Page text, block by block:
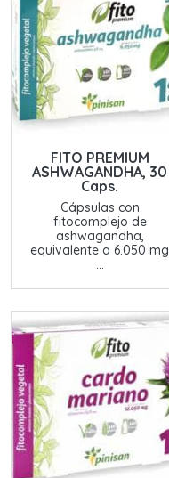
FITO PREMIUM
ASHWAGANDHA, 30
Caps.
Cápsulas con
fitocomplejo de
ashwagandha,
equivalente a 6.050 mg
...